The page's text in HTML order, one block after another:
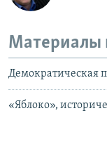
Материалы
Демократическая
«Яблоко»,